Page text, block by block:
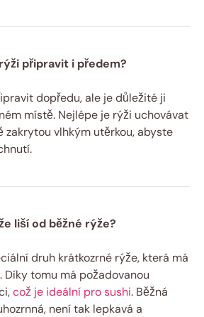
připravit i předem?
dopředu, ale je důležité ji
místě. Nejlépe je rýži uchovávat
zakrytou vlhkým utěrkou, abyste
liší od běžné rýže?
druh krátkozrné rýže, která má
Díky tomu má požadovanou
což je ideální pro sushi. Běžná
není tak lepkavá a